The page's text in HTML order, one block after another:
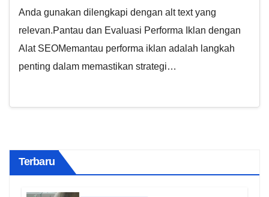
Anda gunakan dilengkapi dengan alt text yang
relevan.Pantau dan Evaluasi Performa Iklan dengan
Alat SEOMemantau performa iklan adalah langkah
penting dalam memastikan strategi…
Terbaru